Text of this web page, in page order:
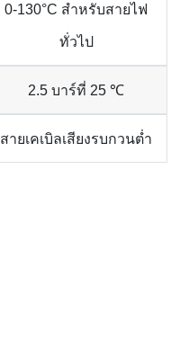
0-130°C สำหรับสายไฟ
ทั่วไป
2.5 บาร์ที่ 25 ℃
สายเคเบิลเสียงรบกวนต่ำ